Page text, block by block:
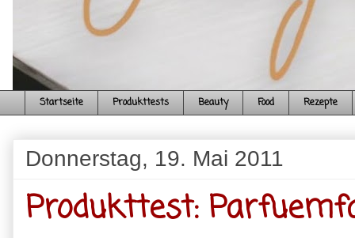
Startseite Produkttests Beauty Food Rezepte
Donnerstag, 19. Mai 2011
Produkttest: